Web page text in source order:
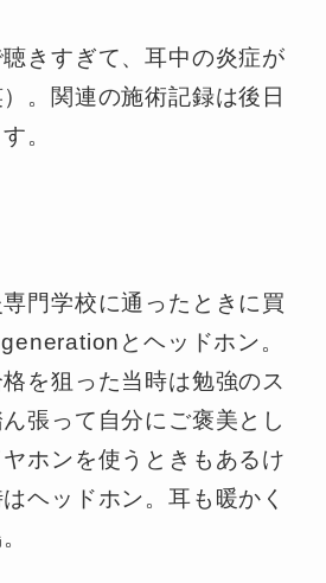
きすぎて、耳中の炎症が
。関連の施術記録は後日
。
門学校に通ったときに買
とヘッドホン。
を狙った当時は勉強のス
張って自分にご褒美とし
ホンを使うときもあるけ
ヘッドホン。耳も暖かく